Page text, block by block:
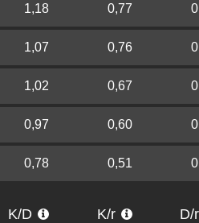
1,18 0,77
1,07 0,76
1,02 0,67
0,97 0,60
0,78 0,51
K/D K/r